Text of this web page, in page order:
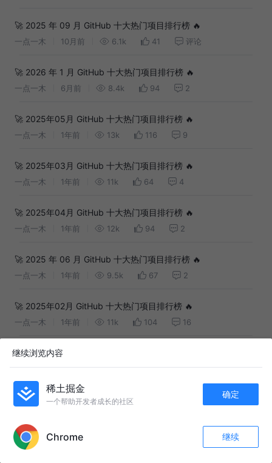
76
🚀 2025 年 09 月 GitHub 十大热门项目排行榜 🔥
一点一木 10月前 6.1k 41 评论
🚀 2026 年 1 月 GitHub 十大热门项目排行榜 🔥
一点一木 6月前 8.4k 94 2
🚀 2025年05月 GitHub 十大热门项目排行榜 🔥
一点一木 1年前 13k 116 9
🚀 2025年03月 GitHub 十大热门项目排行榜 🔥
一点一木 1年前 11k 64 4
🚀 2025年04月 GitHub 十大热门项目排行榜 🔥
一点一木 1年前 12k 94 2
🚀 2025 年 06 月 GitHub 十大热门项目排行榜 🔥
一点一木 1年前 9.5k 67 2
🚀 2025年02月 GitHub 十大热门项目排行榜 🔥
一点一木 1年前 11k 104 16
🚀 2025年01月 GitHub 十大热门项目排行榜 🔥
一点一木 1年前 17k 187 11
🚀 2024年12月 GitHub 十大热门项目排行榜 🔥
友情链接：
继续浏览内容
稀土掘金
一个帮助开发者成长的社区
确定
Chrome 继续